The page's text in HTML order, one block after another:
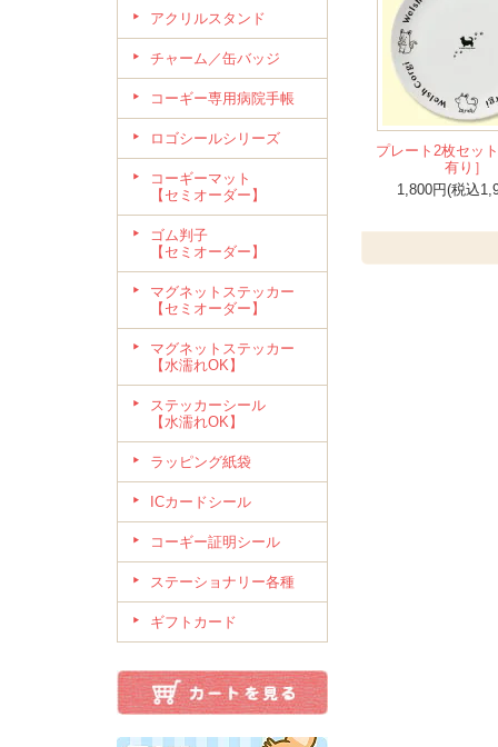
アクリルスタンド
チャーム／缶バッジ
コーギー専用病院手帳
ロゴシールシリーズ
コーギーマット
【セミオーダー】
ゴム判子
【セミオーダー】
マグネットステッカー
【セミオーダー】
マグネットステッカー
【水濡れOK】
ステッカーシール
【水濡れOK】
ラッピング紙袋
ICカードシール
コーギー証明シール
ステーショナリー各種
ギフトカード
プレート2枚セッ
有り］
1,800円(税込